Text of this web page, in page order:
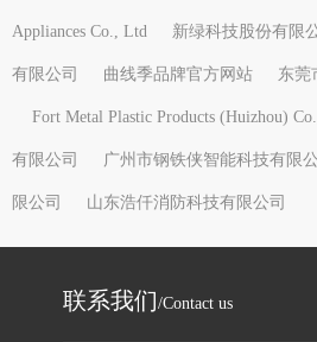
Appliances Co., Ltd 新绿科技股份有限
有限公司 曲线季品牌官方网站 东莞
Fort Metal Plastic Products (Huizhou)
有限公司 广州市钢铁侠智能科技有限公
限公司 山东浩仟消防科技有限公司
联系我们/Contact us